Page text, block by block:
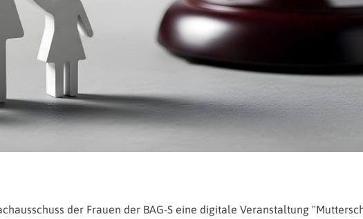
der Frauen der BAG-S eine digitale Veranstaltung